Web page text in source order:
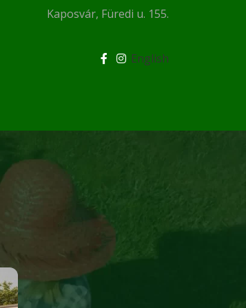
Kaposvár, Füredi u. 155.
English